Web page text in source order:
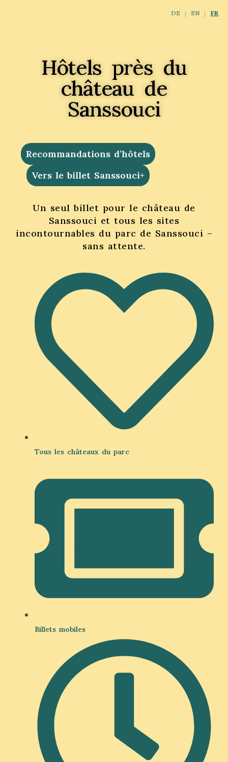
Hôtels près du
château de
Sanssouci
Recommandations d’hôtels
Vers le billet Sanssouci+
Un seul billet pour le château de
Sanssouci et tous les sites
incontournables du parc de Sanssouci –
sans attente.
Tous les châteaux du parc
Billets mobiles
DE EN FR